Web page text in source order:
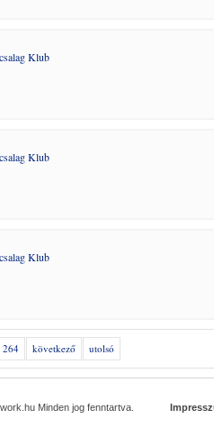
Klub
Klub
Klub
264 következő utolsó
Minden jog fenntartva.